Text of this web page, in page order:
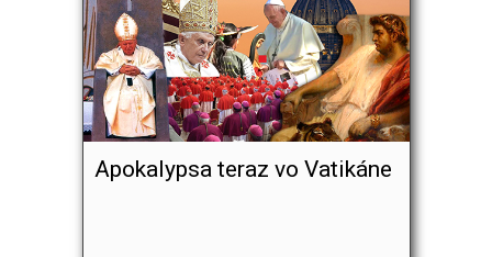
Apokalypsa teraz vo Vatikáne